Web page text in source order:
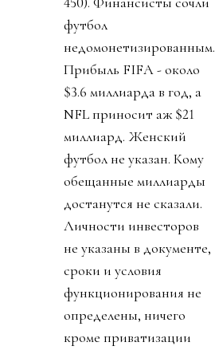
футбол
недомонетизированным.
Прибыль FIFA - около
$3.6 миллиарда в год, а
NFL приносит аж $21
миллиард. Женский
футбол не указан. Кому
обещанные миллиарды
достанутся не сказали.
Личности инвесторов
не указаны в документе,
сроки и условия
функционирования не
определены, ничего
кроме приватизации